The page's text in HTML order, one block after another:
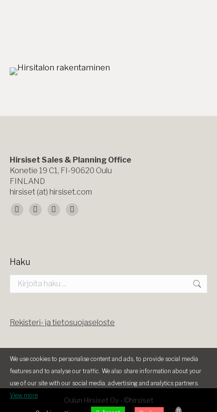
Hirsiset Sales & Planning Office
Konetie 19 C1, FI-90620 Oulu
FINLAND
hirsiset (at) hirsiset.com
Find us on:
Facebook
new
X
new
YouTube
new
Instagram
Haku
Search:
Rekisteri- ja tietosuojaseloste
Oulun Hirsiset Oy - ©hirsiset
We use cookies to personalise content and ads, to provide social media
features and to analyse our traffic. We also share information about your
use of our site with our social media, advertising and analytics partners.
View more